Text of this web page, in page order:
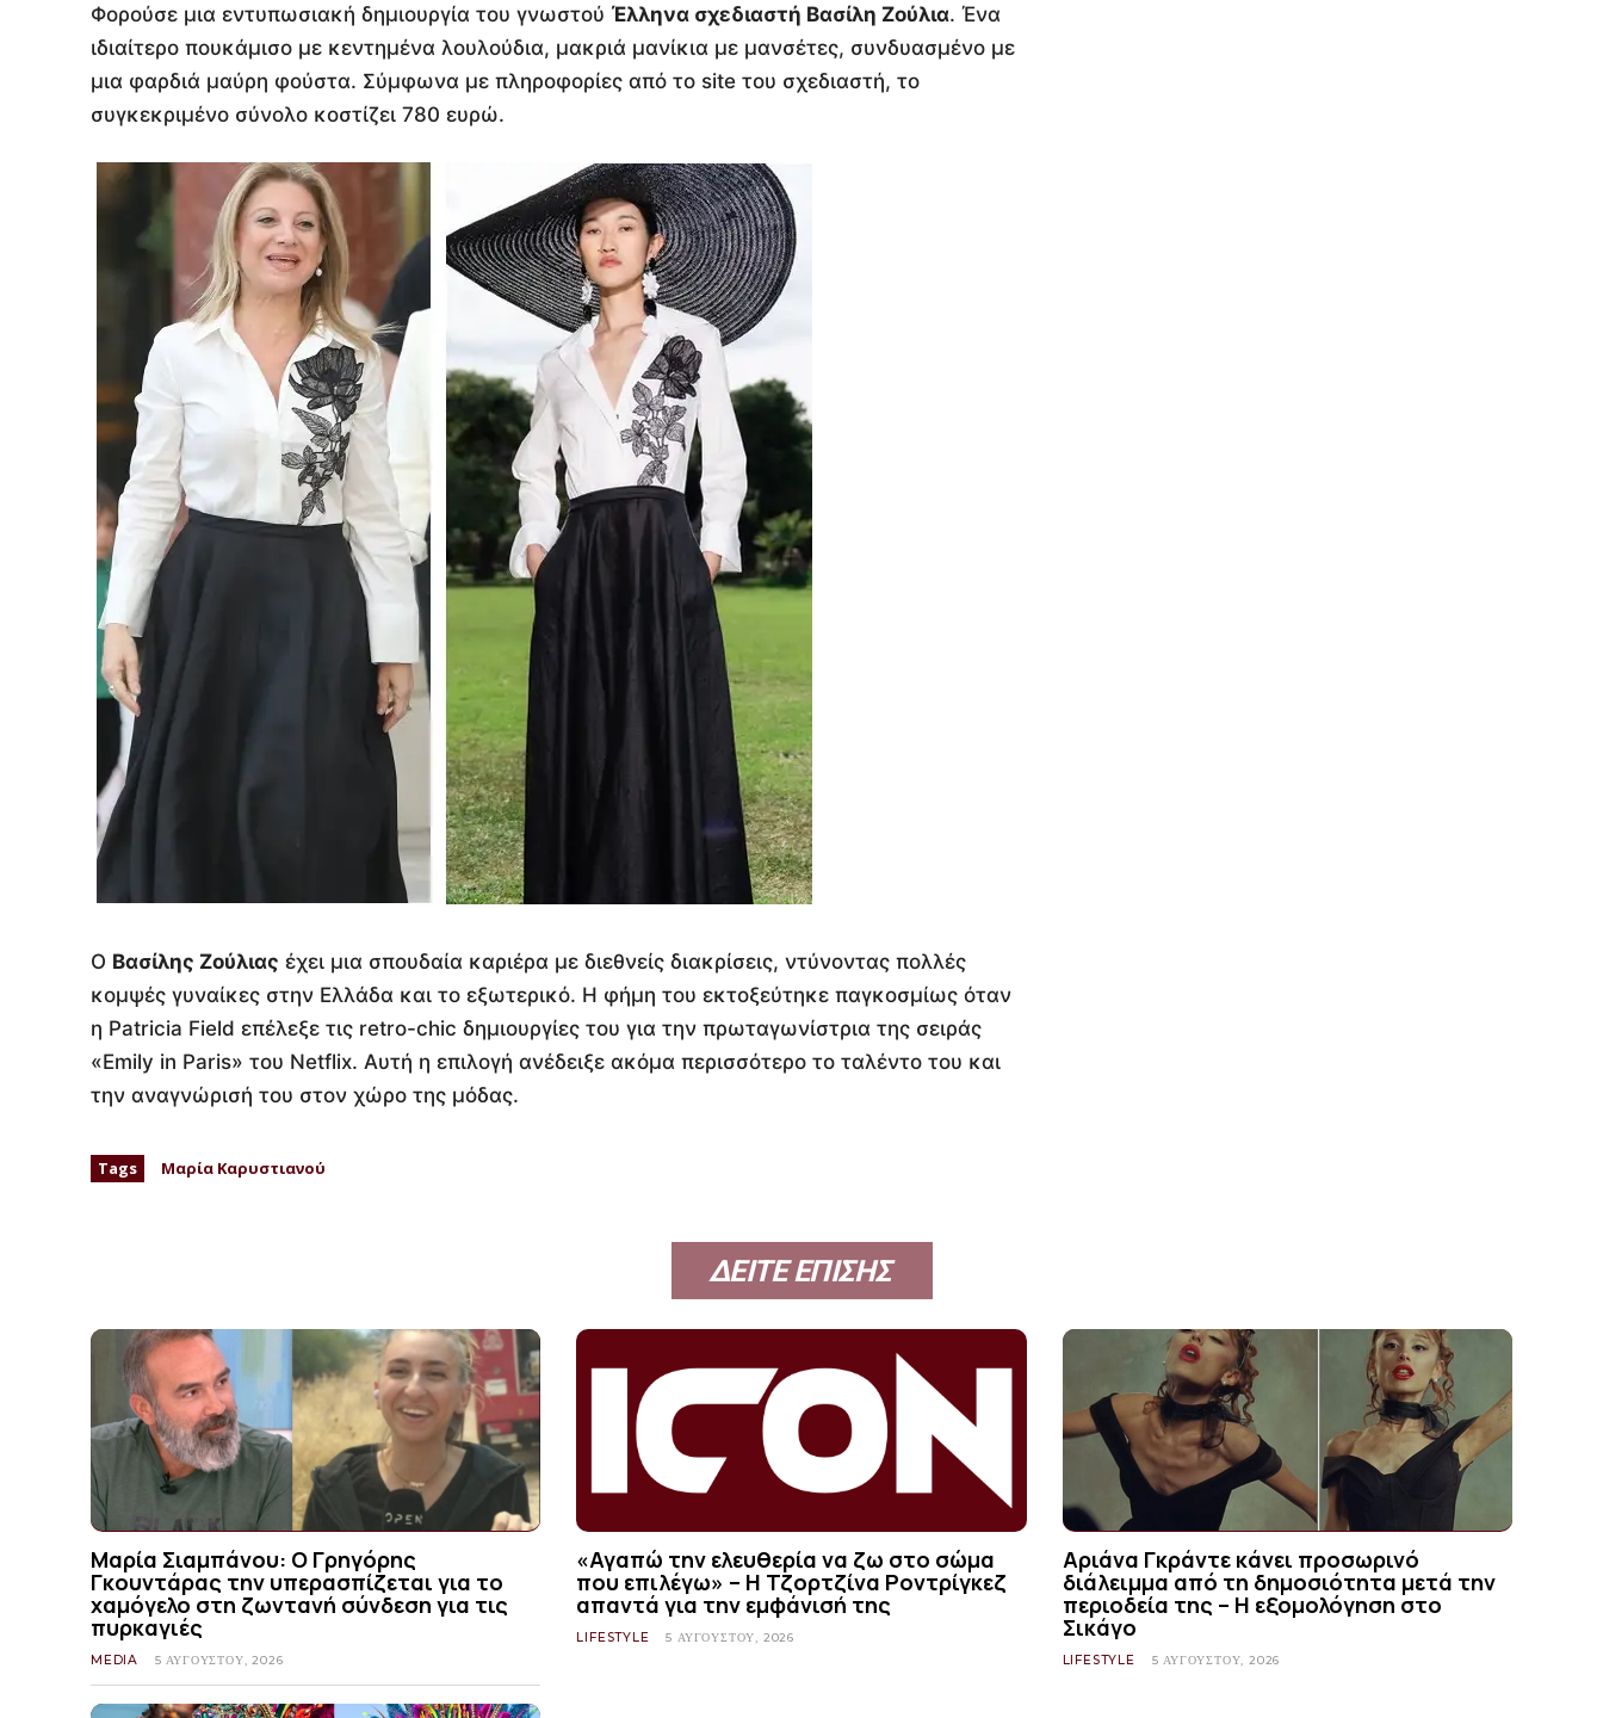
Φορούσε μια εντυπωσιακή δημιουργία του γνωστού Έλληνα σχεδιαστή Βασίλη Ζούλια. Ένα
ιδιαίτερο πουκάμισο με κεντημένα λουλούδια, μακριά μανίκια με μανσέτες, συνδυασμένο με
μια φαρδιά μαύρη φούστα. Σύμφωνα με πληροφορίες από το site του σχεδιαστή, το
συγκεκριμένο σύνολο κοστίζει 780 ευρώ.
Ο Βασίλης Ζούλιας έχει μια σπουδαία καριέρα με διεθνείς διακρίσεις, ντύνοντας πολλές
κομψές γυναίκες στην Ελλάδα και το εξωτερικό. Η φήμη του εκτοξεύτηκε παγκοσμίως όταν
η Patricia Field επέλεξε τις retro-chic δημιουργίες του για την πρωταγωνίστρια της σειράς
«Emily in Paris» του Netflix. Αυτή η επιλογή ανέδειξε ακόμα περισσότερο το ταλέντο του και
την αναγνώρισή του στον χώρο της μόδας.
Tags Μαρία Καρυστιανού
ΔΕΙΤΕ ΕΠΙΣΗΣ
Μαρία Σιαμπάνου: Ο Γρηγόρης
Γκουντάρας την υπερασπίζεται για το
χαμόγελο στη ζωντανή σύνδεση για τις
πυρκαγιές
MEDIA 5 ΑΥΓΟΎΣΤΟΥ, 2026
«Αγαπώ την ελευθερία να ζω στο σώμα
που επιλέγω» – Η Τζορτζίνα Ροντρίγκεζ
απαντά για την εμφάνισή της
LIFESTYLE 5 ΑΥΓΟΎΣΤΟΥ, 2026
Αριάνα Γκράντε κάνει προσωρινό
διάλειμμα από τη δημοσιότητα μετά την
περιοδεία της – Η εξομολόγηση στο
Σικάγο
LIFESTYLE 5 ΑΥΓΟΎΣΤΟΥ, 2026